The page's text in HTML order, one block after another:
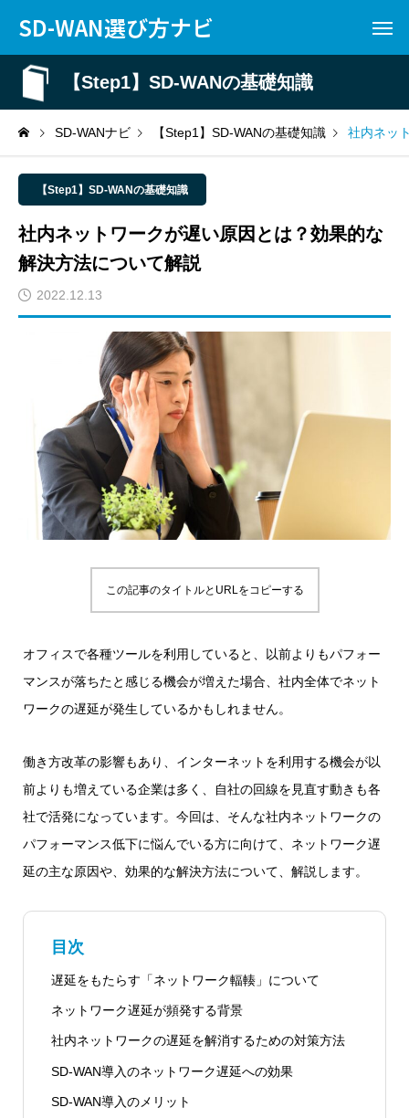
SD-WAN選び方ナビ
【Step1】SD-WANの基礎知識
SD-WANナビ 【Step1】SD-WANの基礎知識 社内ネッ
【Step1】SD-WANの基礎知識
社内ネットワークが遅い原因とは？効果的な
解決方法について解説
2022.12.13
この記事のタイトルとURLをコピーする
オフィスで各種ツールを利用していると、以前よりもパフォー
マンスが落ちたと感じる機会が増えた場合、社内全体でネット
ワークの遅延が発生しているかもしれません。
働き方改革の影響もあり、インターネットを利用する機会が以
前よりも増えている企業は多く、自社の回線を見直す動きも各
社で活発になっています。今回は、そんな社内ネットワークの
パフォーマンス低下に悩んでいる方に向けて、ネットワーク遅
延の主な原因や、効果的な解決方法について、解説します。
目次
遅延をもたらす「ネットワーク輻輳」について
ネットワーク遅延が頻発する背景
社内ネットワークの遅延を解消するための対策方法
SD-WAN導入のネットワーク遅延への効果
SD-WAN導入のメリット